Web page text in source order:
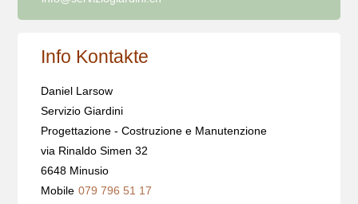
Info Kontakte
Daniel Larsow
Servizio Giardini
Progettazione - Costruzione e Manutenzione
via Rinaldo Simen 32
6648 Minusio
Mobile 079 796 51 17